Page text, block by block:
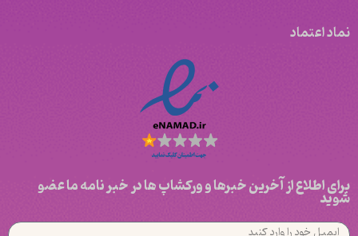
نماد اعتماد
برای اطلاع از آخرین خبرها و ورکشاپ ها در خبر نامه ما عضو
شوید